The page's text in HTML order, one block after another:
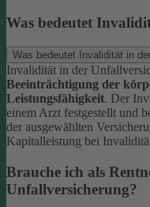
Was bedeutet
Was bedeutet Invalidität in
Invalidität in der
Beeinträchtigung der
Leistungsfähigkeit. Der
einem Arzt festgestellt und
der ausgewählten
Kapitalleistung bei
Brauche ich als
Unfallversicherung?